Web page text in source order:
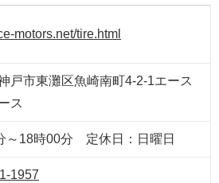
motors.net/tire.html
戸市東灘区魚崎南町4-2-1エース
ス
～18時00分 定休日：日曜日
1957